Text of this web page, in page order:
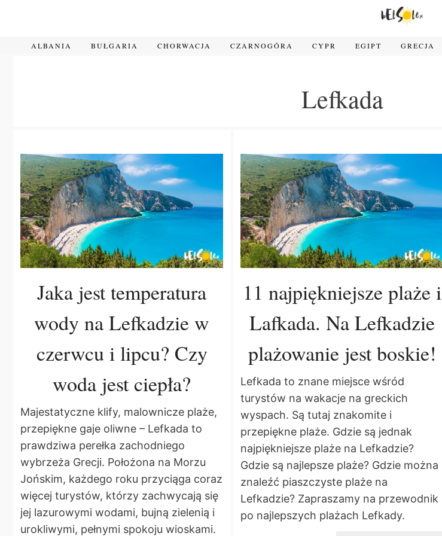
ALBANIA BUŁGARIA CHORWACJA CZARNOGÓRA CYPR EGIPT GRECJA
Lefkada
Jaka jest temperatura
wody na Lefkadzie w
czerwcu i lipcu? Czy
woda jest ciepła?
Majestatyczne klify, malownicze plaże,
przepiękne gaje oliwne – Lefkada to
prawdziwa perełka zachodniego
wybrzeża Grecji. Położona na Morzu
Jońskim, każdego roku przyciąga coraz
więcej turystów, którzy zachwycają się
jej lazurowymi wodami, bujną zielenią i
urokliwymi, pełnymi spokoju wioskami.
11 najpiękniejsze plaże i
Lafkada. Na Lefkadzie
plażowanie jest boskie!
Lefkada to znane miejsce wśród
turystów na wakacje na greckich
wyspach. Są tutaj znakomite i
przepiękne plaże. Gdzie są jednak
najpiękniejsze plaże na Lefkadzie?
Gdzie są najlepsze plaże? Gdzie można
znaleźć piaszczyste plaże na
Lefkadzie? Zapraszamy na przewodnik
po najlepszych plażach Lefkady.